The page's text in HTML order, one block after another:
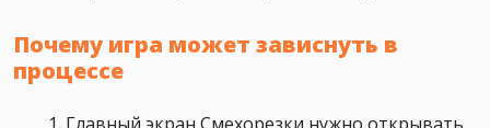
Почему игра может зависнуть в
процессе